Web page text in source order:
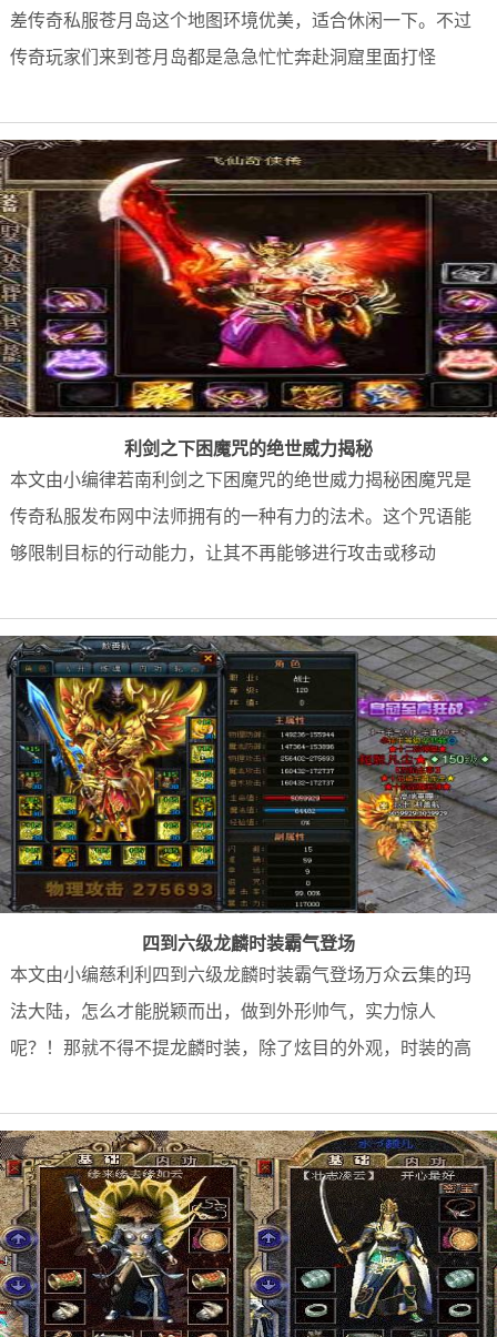
差传奇私服苍月岛这个地图环境优美，适合休闲一下。不过
传奇玩家们来到苍月岛都是急急忙忙奔赴洞窟里面打怪
利剑之下困魔咒的绝世威力揭秘
本文由小编律若南利剑之下困魔咒的绝世威力揭秘困魔咒是
传奇私服发布网中法师拥有的一种有力的法术。这个咒语能
够限制目标的行动能力，让其不再能够进行攻击或移动
四到六级龙麟时装霸气登场
本文由小编慈利利四到六级龙麟时装霸气登场万众云集的玛
法大陆，怎么才能脱颖而出，做到外形帅气，实力惊人
呢？！那就不得不提龙麟时装，除了炫目的外观，时装的高